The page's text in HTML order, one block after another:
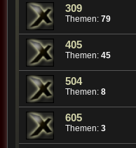
309
Themen: 79
405
Themen: 45
504
Themen: 8
605
Themen: 3